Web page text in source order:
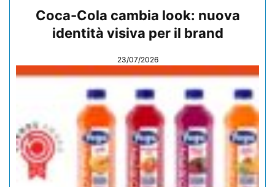
Coca-Cola cambia look: nuova
identità visiva per il brand
23/07/2026